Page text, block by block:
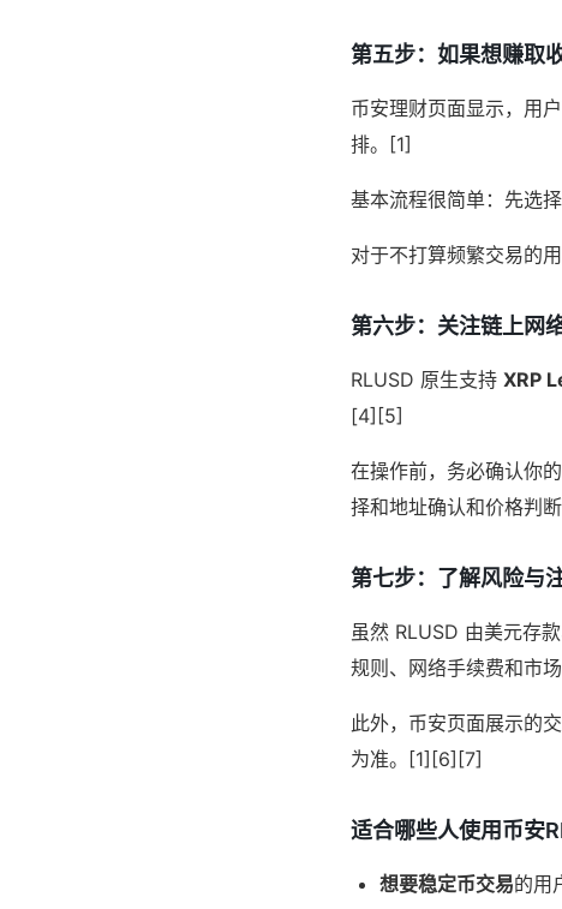
第五步：如果想赚取
币安理财页面显示，用
排。[1]
基本流程很简单：先选
对于不打算频繁交易的
第六步：关注链上网
RLUSD 原生支持 XRP
[4][5]
在操作前，务必确认你
择和地址确认和价格判
第七步：了解风险与
虽然 RLUSD 由美元存
规则、网络手续费和市
此外，币安页面展示的
为准。[1][6][7]
适合哪些人使用币安
想要稳定币交易的用